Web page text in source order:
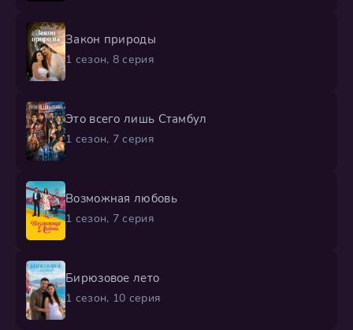
Закон природы
1 сезон, 8 серия
Это всего лишь Стамбул
1 сезон, 7 серия
Возможная любовь
1 сезон, 7 серия
Бирюзовое лето
1 сезон, 10 серия